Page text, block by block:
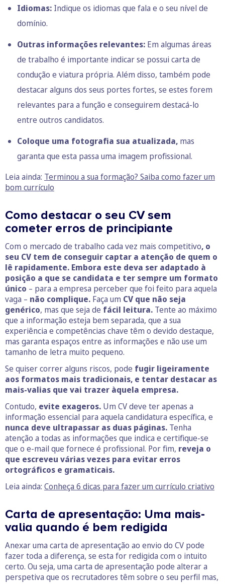
Idiomas: Indique os idiomas que fala e o seu nível de
domínio.
Outras informações relevantes: Em algumas áreas
de trabalho é importante indicar se possui carta de
condução e viatura própria. Além disso, também pode
destacar alguns dos seus portes fortes, se estes forem
relevantes para a função e conseguirem destacá-lo
entre outros candidatos.
Coloque uma fotografia sua atualizada, mas
garanta que esta passa uma imagem profissional.
Leia ainda: Terminou a sua formação? Saiba como fazer um
bom currículo
Como destacar o seu CV sem
cometer erros de principiante
Com o mercado de trabalho cada vez mais competitivo, o
seu CV tem de conseguir captar a atenção de quem o
lê rapidamente. Embora este deva ser adaptado à
posição a que se candidata e ter sempre um formato
único – para a empresa perceber que foi feito para aquela
vaga – não complique. Faça um CV que não seja
genérico, mas que seja de fácil leitura. Tente ao máximo
que a informação esteja bem separada, que a sua
experiência e competências chave têm o devido destaque,
mas garanta espaços entre as informações e não use um
tamanho de letra muito pequeno.
Se quiser correr alguns riscos, pode fugir ligeiramente
aos formatos mais tradicionais, e tentar destacar as
mais-valias que vai trazer àquela empresa.
Contudo, evite exageros. Um CV deve ter apenas a
informação essencial para aquela candidatura específica, e
nunca deve ultrapassar as duas páginas. Tenha
atenção a todas as informações que indica e certifique-se
que o e-mail que fornece é profissional. Por fim, reveja o
que escreveu várias vezes para evitar erros
ortográficos e gramaticais.
Leia ainda: Conheça 6 dicas para fazer um currículo criativo
Carta de apresentação: Uma mais-
valia quando é bem redigida
Anexar uma carta de apresentação ao envio do CV pode
fazer toda a diferença, se esta for redigida com o intuito
certo. Ou seja, uma carta de apresentação pode alterar a
perspetiva que os recrutadores têm sobre o seu perfil mas,